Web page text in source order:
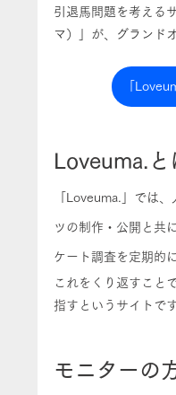
引退馬問題を考える
マ）」が、グランド
「
Loveuma.と
「Loveuma.」では
ツの制作・公開と共
ケート調査を定期的
これをくり返すこと
指すというサイトです
モニターの